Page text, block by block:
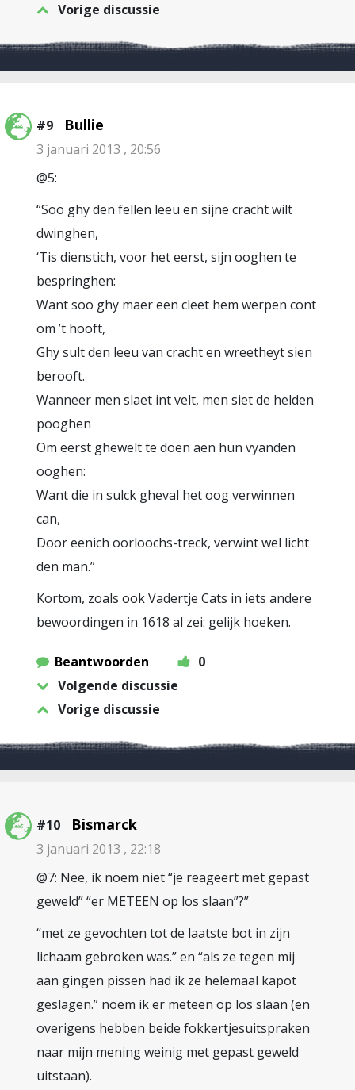
Vorige discussie
#9 Bullie
3 januari 2013 , 20:56
@5:
“Soo ghy den fellen leeu en sijne cracht wilt
dwinghen,
‘Tis dienstich, voor het eerst, sijn ooghen te
bespringhen:
Want soo ghy maer een cleet hem werpen cont
om ’t hooft,
Ghy sult den leeu van cracht en wreetheyt sien
berooft.
Wanneer men slaet int velt, men siet de helden
pooghen
Om eerst ghewelt te doen aen hun vyanden
ooghen:
Want die in sulck gheval het oog verwinnen
can,
Door eenich oorloochs-treck, verwint wel licht
den man.”
Kortom, zoals ook Vadertje Cats in iets andere
bewoordingen in 1618 al zei: gelijk hoeken.
Beantwoorden
0
Volgende discussie
Vorige discussie
#10 Bismarck
3 januari 2013 , 22:18
@7: Nee, ik noem niet “je reageert met gepast
geweld” “er METEEN op los slaan”?”
“met ze gevochten tot de laatste bot in zijn
lichaam gebroken was.” en “als ze tegen mij
aan gingen pissen had ik ze helemaal kapot
geslagen.” noem ik er meteen op los slaan (en
overigens hebben beide fokkertjesuitspraken
naar mijn mening weinig met gepast geweld
uitstaan).